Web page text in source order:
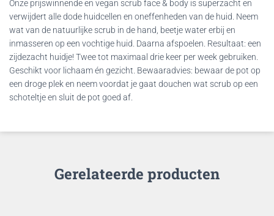
Onze prijswinnende en vegan scrub face & body is superzacht en
verwijdert alle dode huidcellen en oneffenheden van de huid. Neem
wat van de natuurlijke scrub in de hand, beetje water erbij en
inmasseren op een vochtige huid. Daarna afspoelen. Resultaat: een
zijdezacht huidje! Twee tot maximaal drie keer per week gebruiken.
Geschikt voor lichaam én gezicht. Bewaaradvies: bewaar de pot op
een droge plek en neem voordat je gaat douchen wat scrub op een
schoteltje en sluit de pot goed af.
Gerelateerde producten